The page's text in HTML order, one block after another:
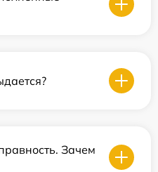
Зачем